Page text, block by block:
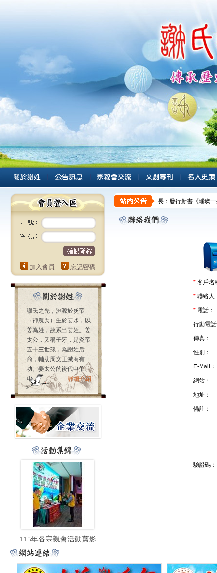
加入會員 忘記密碼
謝氏之先，淵源於炎帝
（神農氏）生於姜水，以
姜為姓，故系出姜姓。姜
太公，又稱子牙，是炎帝
五十三世孫，為謝姓后
裔，輔助周文王滅商有
功。姜太公的後代申伯、
申...
詳細介紹
115年各宗親會活動剪影
* 客戶名
* 聯絡人
* 電話：
行動電
傳真：
性別：
E-Mail：
網站：
地址：
備註：
驗證碼：